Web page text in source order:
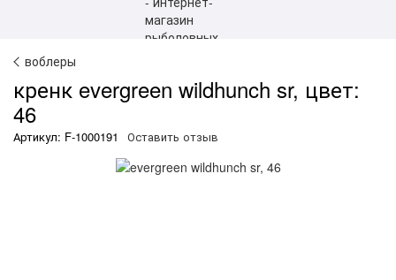
воблеры
кренк evergreen wildhunch sr, цвет:
46
Артикул: F-1000191 Оставить отзыв